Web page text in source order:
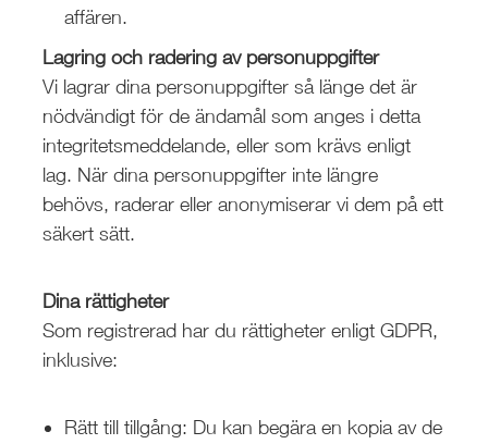
affären.
Lagring och radering av personuppgifter
Vi lagrar dina personuppgifter så länge det är
nödvändigt för de ändamål som anges i detta
integritetsmeddelande, eller som krävs enligt
lag. När dina personuppgifter inte längre
behövs, raderar eller anonymiserar vi dem på ett
säkert sätt.
Dina rättigheter
Som registrerad har du rättigheter enligt GDPR,
inklusive:
Rätt till tillgång: Du kan begära en kopia av de